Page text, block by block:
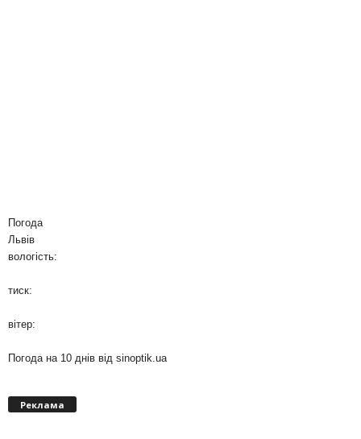
Погода
Львів
вологість:
тиск:
вітер:
Погода на 10 днів від sinoptik.ua
Реклама